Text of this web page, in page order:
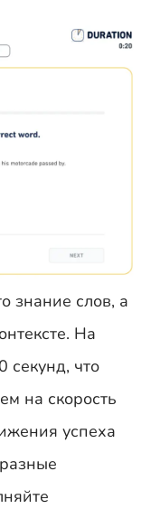
знание слов, а
На
секунд, что
на скорость
успеха